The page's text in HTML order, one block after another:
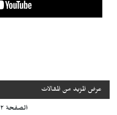
عرض المزيد من المقالات
الصفحة ٢ / ٧٣